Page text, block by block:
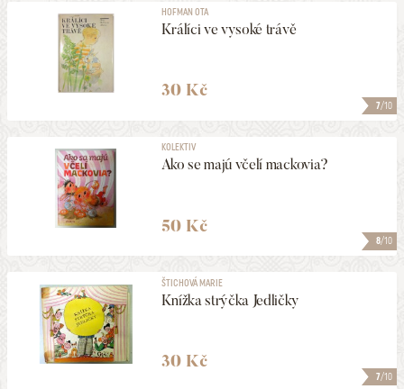
7/10
HOFMAN OTA
Králíci ve vysoké trávě
30 Kč
8/10
KOLEKTIV
Ako se majú včelí mackovia?
50 Kč
7/10
ŠTICHOVÁ MARIE
Knížka strýčka Jedličky
30 Kč